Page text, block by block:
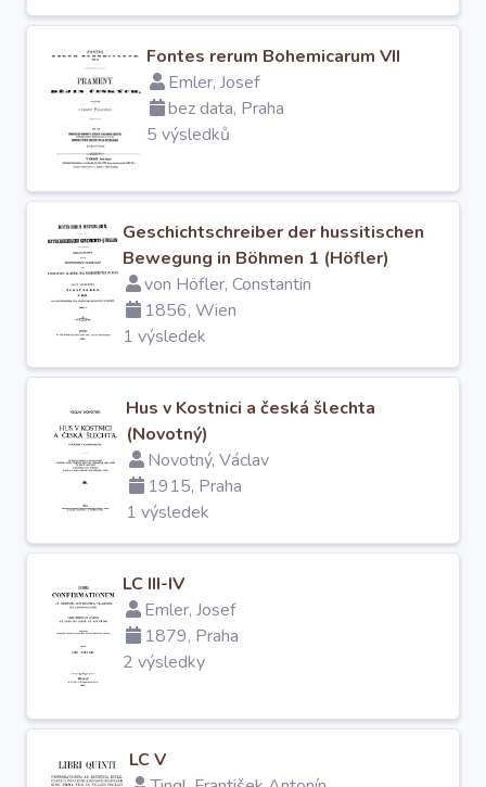
Fontes rerum Bohemicarum VII
Emler, Josef
bez data, Praha
5 výsledků
Geschichtschreiber der hussitischen
Bewegung in Böhmen 1 (Höfler)
von Höfler, Constantin
1856, Wien
1 výsledek
Hus v Kostnici a česká šlechta
(Novotný)
Novotný, Václav
1915, Praha
1 výsledek
LC III-IV
Emler, Josef
1879, Praha
2 výsledky
LC V